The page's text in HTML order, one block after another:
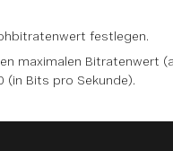
festlegen.
maximalen Bitratenwert
(in Bits pro Sekunde).